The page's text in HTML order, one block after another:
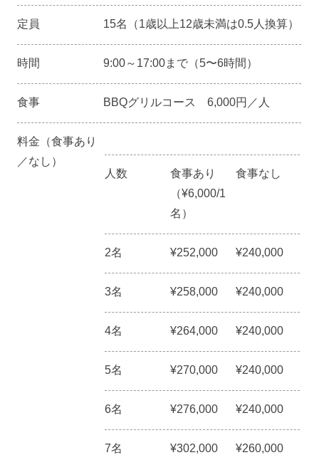
定員 15名（1歳以上12歳未満は0.5人換算）
時間 9:00～17:00まで（5〜6時間）
食事 BBQグリルコース 6,000円／人
料金（食事あり
／なし）
人数
食事あり
（¥6,000/1
名）
食事なし
2名 ¥252,000 ¥240,000
3名 ¥258,000 ¥240,000
4名 ¥264,000 ¥240,000
5名 ¥270,000 ¥240,000
6名 ¥276,000 ¥240,000
7名 ¥302,000 ¥260,000